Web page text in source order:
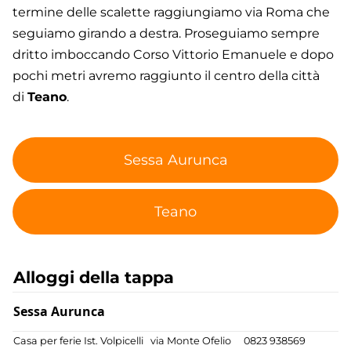
termine delle scalette raggiungiamo via Roma che
seguiamo girando a destra. Proseguiamo sempre
dritto imboccando Corso Vittorio Emanuele e dopo
pochi metri avremo raggiunto il centro della città
di Teano.
Sessa Aurunca
Teano
Alloggi della tappa
Sessa Aurunca
Casa per ferie Ist. Volpicelli via Monte Ofelio
0823 938569